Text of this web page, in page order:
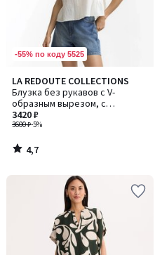
-55% по коду 5525
LA REDOUTE COLLECTIONS
Блузка без рукавов с V-
образным вырезом, с
вышивкой
3600 ₽-5%
3420 ₽
4,7
/ 5
4,7
/